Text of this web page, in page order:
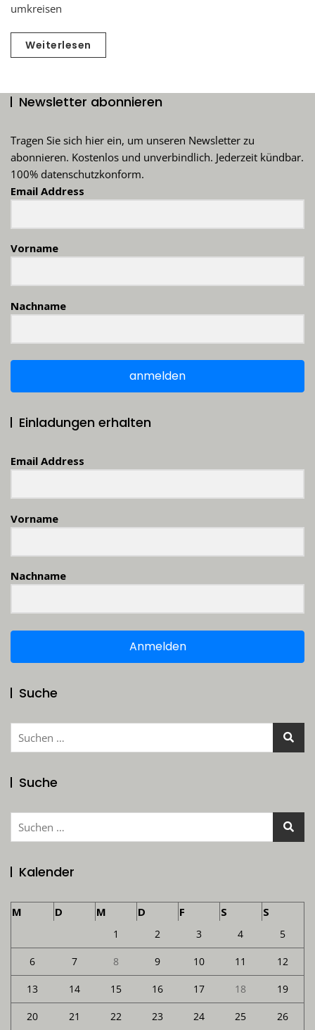
umkreisen
Weiterlesen
Newsletter abonnieren
Tragen Sie sich hier ein, um unseren Newsletter zu
abonnieren. Kostenlos und unverbindlich. Jederzeit kündbar.
100% datenschutzkonform.
Email Address
Vorname
Nachname
anmelden
Einladungen erhalten
Email Address
Vorname
Nachname
Anmelden
Suche
Suchen
Suche
Suchen
Kalender
M D M D F S S
1 2 3 4 5
6 7 8 9 10 11 12
13 14 15 16 17 18 19
20 21 22 23 24 25 26